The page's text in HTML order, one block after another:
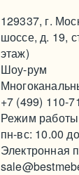
129337, г.
шоссе, д. 19,
этаж)
Шоу-рум
+7 (499) 110-
Режим работы
пн-вс: 10.00
Электронная